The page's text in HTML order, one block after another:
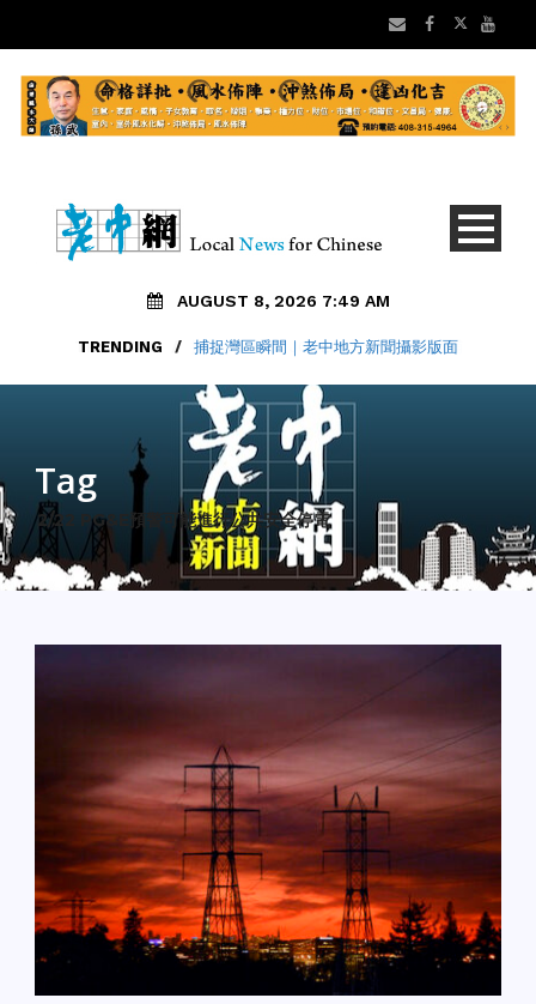
AUGUST 8, 2026 7:49 AM
TRENDING / 捕捉灣區瞬間｜老中地方新聞攝影版面
Tag
2/22 PG&E預警可能進行公共安全停電